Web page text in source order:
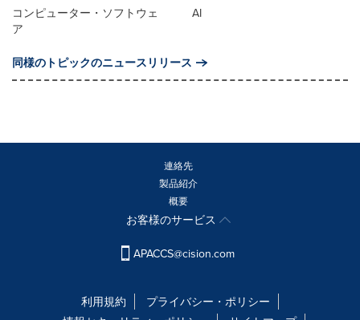
コンピューター・ソフトウェ
ア
AI
同様のトピックのニュースリリース
連絡先
製品紹介
概要
お客様のサービス
APACCS@cision.com
利用規約
プライバシー・ポリシー